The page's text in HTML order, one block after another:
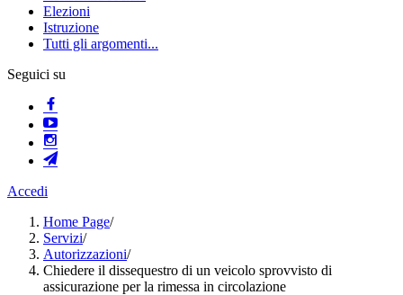
Elezioni
Istruzione
Tutti gli argomenti...
Seguici su
Accedi
Home Page/
Servizi/
Autorizzazioni/
Chiedere il dissequestro di un veicolo sprovvisto di
assicurazione per la rimessa in circolazione